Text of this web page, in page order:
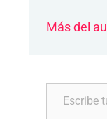
Más del
Escribe tu correo